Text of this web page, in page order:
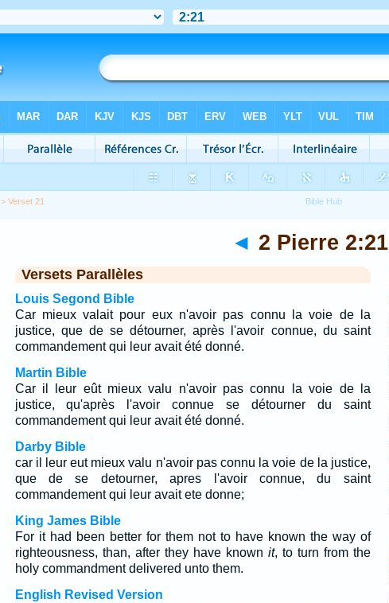
> Verset 21
◄ 2 Pierre 2:21
Versets Parallèles
Louis Segond Bible
Car mieux valait pour eux n'avoir pas connu la voie de la
justice, que de se détourner, après l'avoir connue, du saint
commandement qui leur avait été donné.
Martin Bible
Car il leur eût mieux valu n'avoir pas connu la voie de la
justice, qu'après l'avoir connue se détourner du saint
commandement qui leur avait été donné.
Darby Bible
car il leur eut mieux valu n'avoir pas connu la voie de la justice,
que de se detourner, apres l'avoir connue, du saint
commandement qui leur avait ete donne;
King James Bible
For it had been better for them not to have known the way of
righteousness, than, after they have known it, to turn from the
holy commandment delivered unto them.
English Revised Version